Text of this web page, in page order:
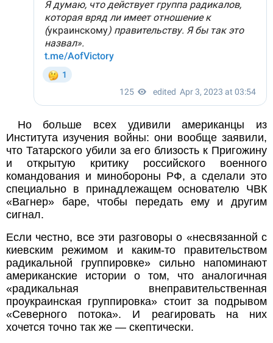
Но больше всех удивили американцы из
Института изучения войны: они вообще заявили,
что Татарского убили за его близость к Пригожину
и открытую критику российского военного
командования и минобороны РФ, а сделали это
специально в принадлежащем основателю ЧВК
«Вагнер» баре, чтобы передать ему и другим
сигнал.
Если честно, все эти разговоры о «несвязанной с
киевским режимом и каким-то правительством
радикальной группировке» сильно напоминают
американские истории о том, что аналогичная
«радикальная внеправительственная
проукраинская группировка» стоит за подрывом
«Северного потока». И реагировать на них
хочется точно так же — скептически.